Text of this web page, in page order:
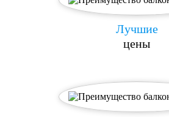
Лучшие
цены